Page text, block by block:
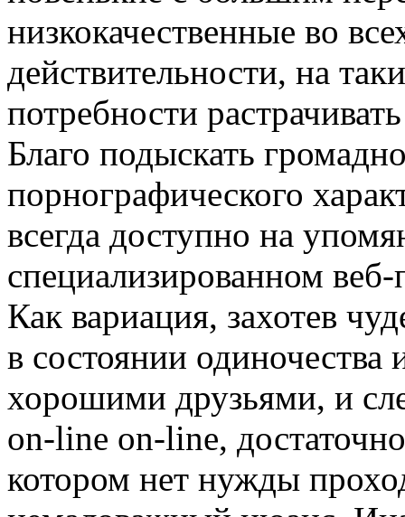
низкокачественные во
действительности, на
потребности
Благо подыскать
порнографического
всегда доступно на
специализированном
Как вариация, захотев
в состоянии
хорошими друзьями, и
on-line on-line,
котором нет нужды